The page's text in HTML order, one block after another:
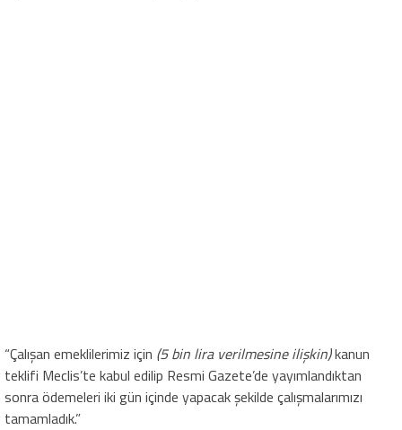
“Çalışan emeklilerimiz için (5 bin lira verilmesine ilişkin)kanun
teklifi Meclis’te kabul edilip Resmi Gazete’de yayımlandıktan
sonra ödemeleri iki gün içinde yapacak şekilde çalışmalarımızı
tamamladık.”